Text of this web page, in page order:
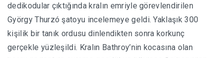
dedikodular çıktığında kralın emriyle görevlendirilen
György Thurzó şatoyu incelemeye geldi. Yaklaşık 300
kişilik bir tanık ordusu dinlendikten sonra korkunç
gerçekle yüzleşildi. Kralın Bathroy’nin kocasına olan